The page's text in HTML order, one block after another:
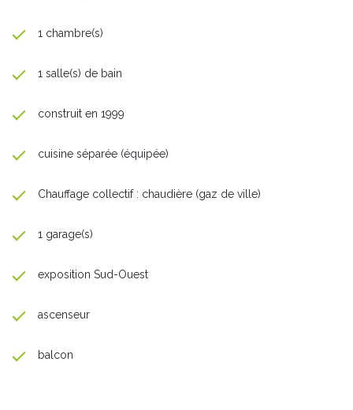
1 chambre(s)
1 salle(s) de bain
construit en 1999
cuisine séparée (équipée)
Chauffage collectif : chaudière (gaz de ville)
1 garage(s)
exposition Sud-Ouest
ascenseur
balcon